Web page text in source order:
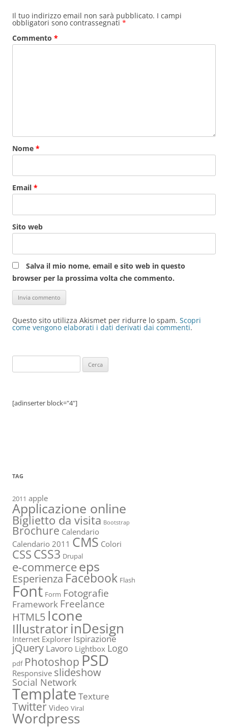
Il tuo indirizzo email non sarà pubblicato. I campi
obbligatori sono contrassegnati *
Commento *
Nome *
Email *
Sito web
Salva il mio nome, email e sito web in questo
browser per la prossima volta che commento.
Questo sito utilizza Akismet per ridurre lo spam. Scopri
come vengono elaborati i dati derivati dai commenti.
per:
[adinserter block="4"]
TAG
2011 apple
Applicazione online
Biglietto da visita Bootstrap
Brochure Calendario
Calendario 2011 CMS Colori
CSSCSS3 Drupal
e-commerceeps
Esperienza Facebook Flash
Font Form Fotografie
Framework Freelance
HTML5 Icone
IllustratorinDesign
Internet Explorer Ispirazione
jQuery Lavoro Lightbox Logo
pdf PhotoshopPSD
Responsive slideshow
Social Network
Template Texture
TwitterVideo Viral
Wordpress